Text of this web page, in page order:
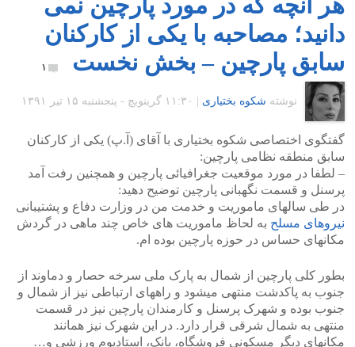
دانید؛ مصاحبه با یکی از کارکنان
سابق پارچین – بخش نخست
۱
نوشته شکوه بختیاری ۱۱:۳۰ گرينويچ - پنجشنبه ۱۵ تیر ۱۳۹۱
گفتگوی اختصاصی شکوه بختیاری با آقای (آ.پ) یکی از کارکنان
سابق منطقه نظامی پارچین:
– لطفا در مورد موقعیت جغرافیائی پارچین و همچنین رفت آمد
پرسنل و قسمت نگهبانی پارچین توضیح دهید:
در طی سالهای ماموریت و خدمت من در وزارت دفاع و پشتیبانی
نیروهای مسلح به لحاظ ماموریت های خاص چند ماهی در گردش
مکانهای حساس در حوزه پارچین بوده ام.
بطور کلی پارچین از شمال به پارک ملی سرخه حصار و دماوند از
جنوب به پاکدشت منتهی میشود و راههای ارتباطی نیز از شمال و
جنوب بوده و شهرک پرسنل و کارمندان پارچین نیز در قسمت
منتهی به شمال شرقی قرار دارد. در این شهرک نیز همانند
مکانهای دیگر مسکونی فروشگاه، بانک، استادیوم ورزشی و…